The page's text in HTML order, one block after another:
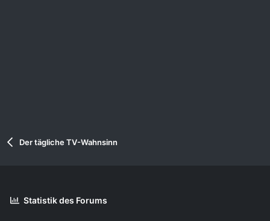
Der tägliche TV-Wahnsinn
Statistik des Forums